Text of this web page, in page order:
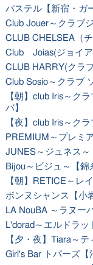
パステル【新宿・ガ
Club Jouer～クラブ
CLUB CHELSEA（
Club Joias(ジョイア
CLUB HARRY(クラ
Club Sosio～クラブ
【朝】club Iris～ク
バ】
【夜】club Iris～ク
PREMIUM～プレミ
JUNES～ジュネス～
Bijou～ビジュ～【錦
【朝】RETICE～レ
ボンヌシャンス【小
LA NouBA ～ラヌー
L'dorad～エルドラッ
【夕・夜】Tiara～
Girl's Bar トパーズ【